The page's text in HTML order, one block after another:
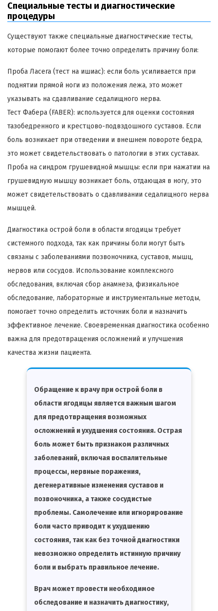
Специальные тесты и диагностические
процедуры
Существуют также специальные диагностические тесты,
которые помогают более точно определить причину боли:
Проба Ласега (тест на ишиас): если боль усиливается при
поднятии прямой ноги из положения лежа, это может
указывать на сдавливание седалищного нерва.
Тест Фабера (FABER): используется для оценки состояния
тазобедренного и крестцово-подвздошного суставов. Если
боль возникает при отведении и внешнем повороте бедра,
это может свидетельствовать о патологии в этих суставах.
Проба на синдром грушевидной мышцы: если при нажатии на
грушевидную мышцу возникает боль, отдающая в ногу, это
может свидетельствовать о сдавливании седалищного нерва
мышцей.
Диагностика острой боли в области ягодицы требует
системного подхода, так как причины боли могут быть
связаны с заболеваниями позвоночника, суставов, мышц,
нервов или сосудов. Использование комплексного
обследования, включая сбор анамнеза, физикальное
обследование, лабораторные и инструментальные методы,
помогает точно определить источник боли и назначить
эффективное лечение. Своевременная диагностика особенно
важна для предотвращения осложнений и улучшения
качества жизни пациента.
Обращение к врачу при острой боли в
области ягодицы является важным шагом
для предотвращения возможных
осложнений и ухудшения состояния. Острая
боль может быть признаком различных
заболеваний, включая воспалительные
процессы, нервные поражения,
дегенеративные изменения суставов и
позвоночника, а также сосудистые
проблемы. Самолечение или игнорирование
боли часто приводит к ухудшению
состояния, так как без точной диагностики
невозможно определить истинную причину
боли и выбрать правильное лечение.
Врач может провести необходимое
обследование и назначить диагностику,